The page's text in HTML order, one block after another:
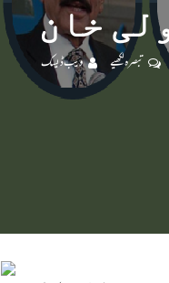
خان
تبصرہ لکھیے ویب ڈیسک